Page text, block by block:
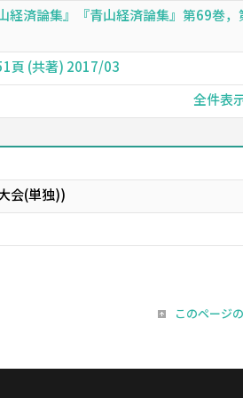
済論集』『青山経済論集』第69巻，
頁 (共著) 2017/03
全件表
会(単独))
このページ